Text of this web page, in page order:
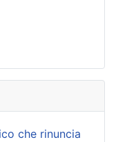
che rinuncia